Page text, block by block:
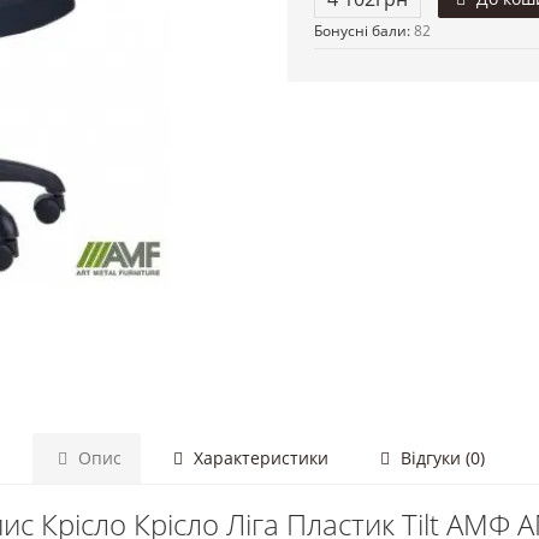
Бонусні бали:82
Опис Характеристики Відгуки (0)
Крісло Крісло Ліга Пластик Tilt АМФ